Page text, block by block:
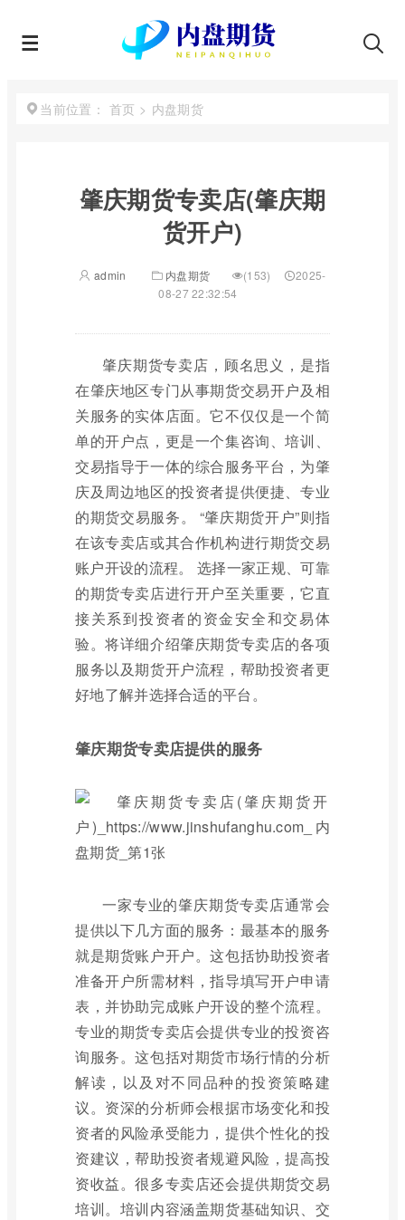
当前位置： 首页 > 内盘期货
肇庆期货专卖店(肇庆期
货开户)
admin 内盘期货 (153)
2025-
08-27 22:32:54
肇庆期货专卖店，顾名思义，是指
在肇庆地区专门从事期货交易开户及相
关服务的实体店面。它不仅仅是一个简
单的开户点，更是一个集咨询、培训、
交易指导于一体的综合服务平台，为肇
庆及周边地区的投资者提供便捷、专业
的期货交易服务。 “肇庆期货开户”则指
在该专卖店或其合作机构进行期货交易
账户开设的流程。 选择一家正规、可靠
的期货专卖店进行开户至关重要，它直
接关系到投资者的资金安全和交易体
验。将详细介绍肇庆期货专卖店的各项
服务以及期货开户流程，帮助投资者更
好地了解并选择合适的平台。
肇庆期货专卖店提供的服务
一家专业的肇庆期货专卖店通常会
提供以下几方面的服务：最基本的服务
就是期货账户开户。这包括协助投资者
准备开户所需材料，指导填写开户申请
表，并协助完成账户开设的整个流程。
专业的期货专卖店会提供专业的投资咨
询服务。这包括对期货市场行情的分析
解读，以及对不同品种的投资策略建
议。资深的分析师会根据市场变化和投
资者的风险承受能力，提供个性化的投
资建议，帮助投资者规避风险，提高投
资收益。很多专卖店还会提供期货交易
培训。培训内容涵盖期货基础知识、交